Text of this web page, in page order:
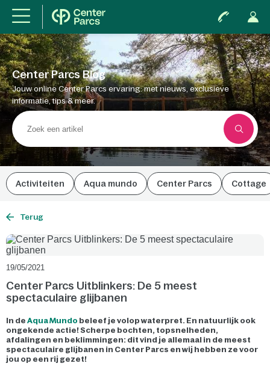
Center Parcs Blog
Jouw online Center Parcs ervaring: met nieuws, exclusieve
informatie, tips & meer.
Activiteiten Aqua mundo Center Parcs Cottage
Terug
19/05/2021
Center Parcs Uitblinkers: De 5 meest
spectaculaire glijbanen
In de Aqua Mundo beleef je volop waterpret. En natuurlijk ook
ongekende actie! Scherpe bochten, topsnelheden,
afdalingen en beklimmingen: dit vind je allemaal in de meest
spectaculaire glijbanen in Center Parcs en wij hebben ze voor
jou op een rij gezet!